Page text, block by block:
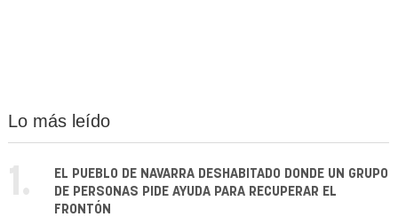
Lo más leído
1.
EL PUEBLO DE NAVARRA DESHABITADO DONDE UN GRUPO
DE PERSONAS PIDE AYUDA PARA RECUPERAR EL
FRONTÓN